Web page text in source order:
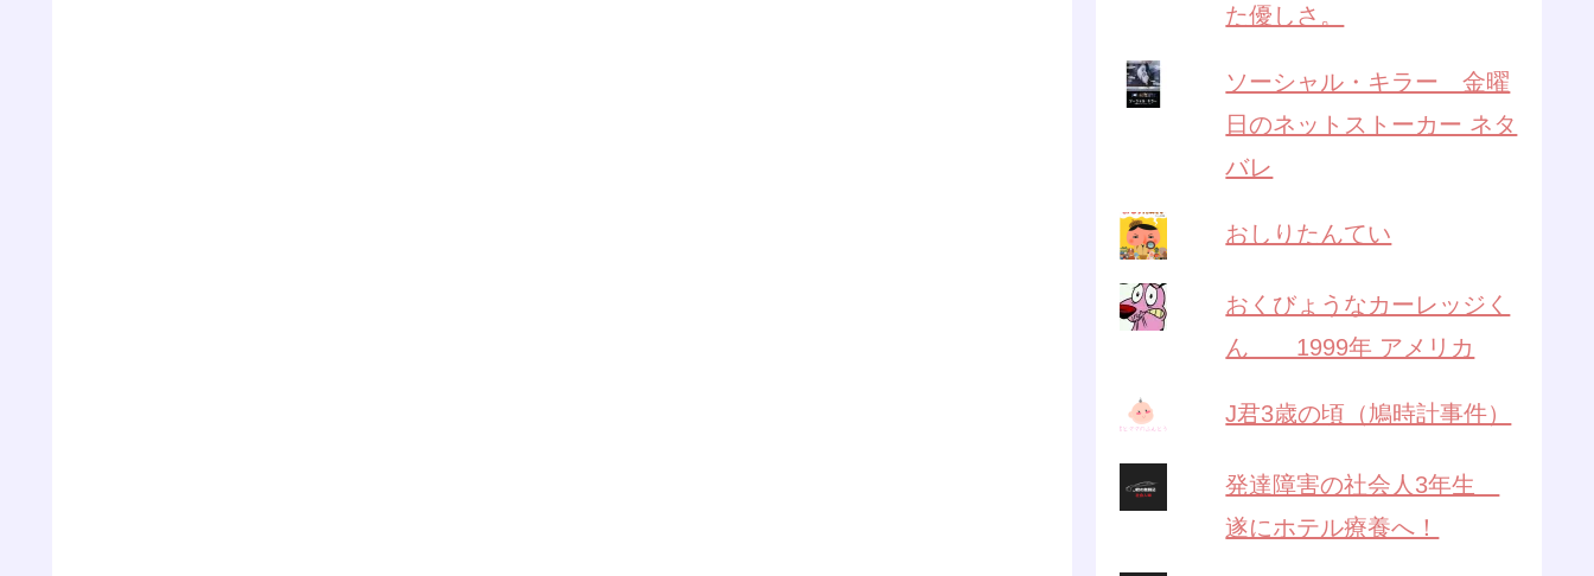
た優しさ。
ソーシャル・キラー 金曜
日のネットストーカー ネタ
バレ
おしりたんてい
おくびょうなカーレッジく
ん 1999年 アメリカ
J君3歳の頃（鳩時計事件）
発達障害の社会人3年生
遂にホテル療養へ！